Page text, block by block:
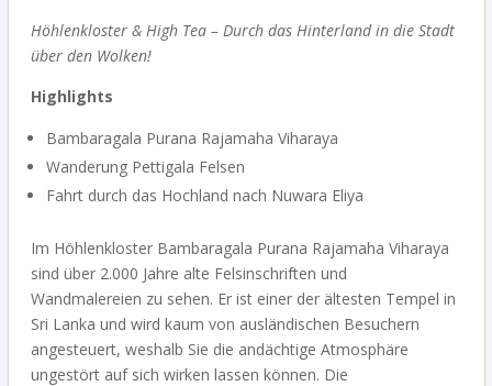
Höhlenkloster & High Tea – Durch das Hinterland in die Stadt
über den Wolken!
Highlights
Bambaragala Purana Rajamaha Viharaya
Wanderung Pettigala Felsen
Fahrt durch das Hochland nach Nuwara Eliya
Im Höhlenkloster Bambaragala Purana Rajamaha Viharaya
sind über 2.000 Jahre alte Felsinschriften und
Wandmalereien zu sehen. Er ist einer der ältesten Tempel in
Sri Lanka und wird kaum von ausländischen Besuchern
angesteuert, weshalb Sie die andächtige Atmosphäre
ungestört auf sich wirken lassen können. Die